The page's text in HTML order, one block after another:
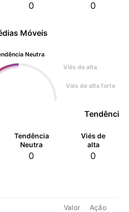
0 0
Móveis
Neutra
Viés de alta
Viés de alta forte
Tendência
Tendência
Neutra
0
Viés de
alta
0
Valor Ação